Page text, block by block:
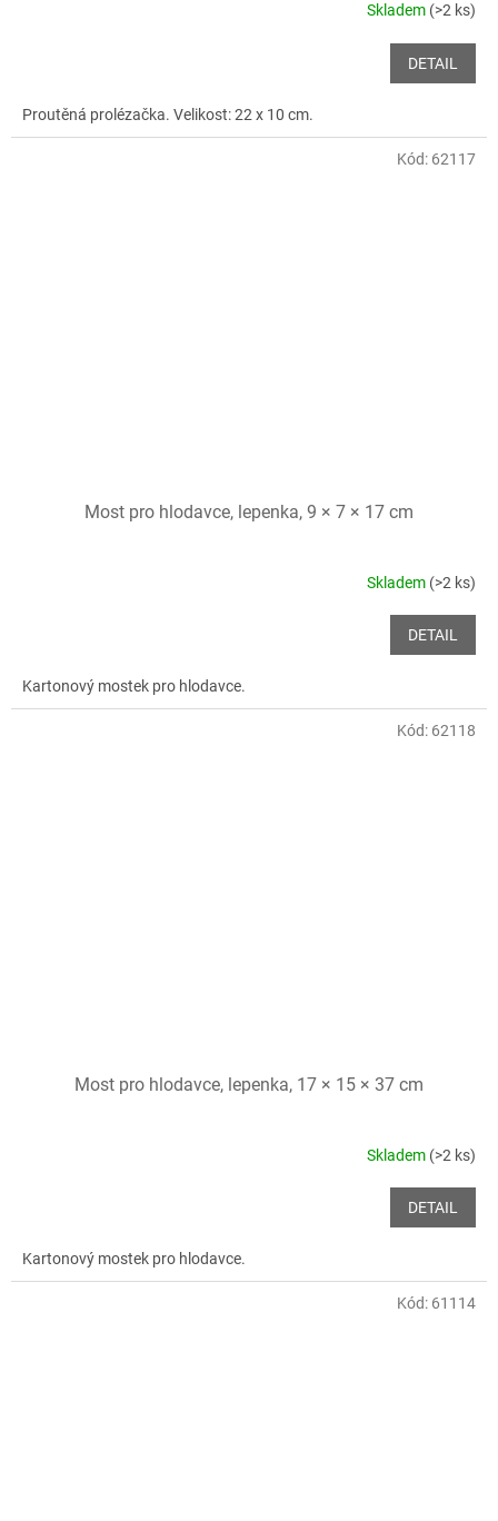
Skladem (>2 ks)
DETAIL
Proutěná prolézačka. Velikost: 22 x 10 cm.
Most pro hlodavce, lepenka, 9 × 7 × 17 cm
Skladem (>2 ks)
DETAIL
Kartonový mostek pro hlodavce.
Kód: 62117
Most pro hlodavce, lepenka, 17 × 15 × 37 cm
Skladem (>2 ks)
DETAIL
Kartonový mostek pro hlodavce.
Kód: 62118
Kód: 61114